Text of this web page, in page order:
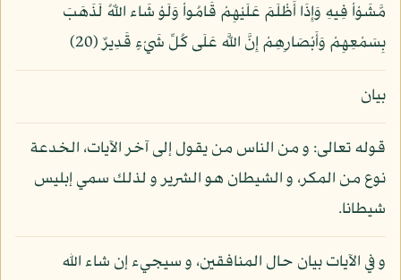
مَّشَوْاْ فِيهِ وَإِذَا أَظْلَمَ عَلَيْهِمْ قَامُواْ وَلَوْ شَاء اللّهُ لَذَهَبَ
بِسَمْعِهِمْ وَأَبْصَارِهِمْ إِنَّ اللَّه عَلَى كُلِّ شَيْءٍ قَدِيرٌ (20)
بيان
قوله تعالى: و من الناس من يقول إلى آخر الآيات، الخدعة
نوع من المكر، و الشيطان هو الشرير و لذلك سمي إبليس
شيطانا.
و في الآيات بيان حال المنافقين، و سيجيء إن شاء الله